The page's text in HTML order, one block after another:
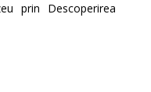
prin Descoperirea